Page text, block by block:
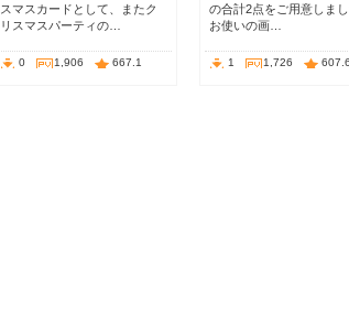
スマスカードとして、またク
リスマスパーティの…
0 1,906 667.1
の合計2点をご用意しまし
お使いの画…
1 1,726 607.6